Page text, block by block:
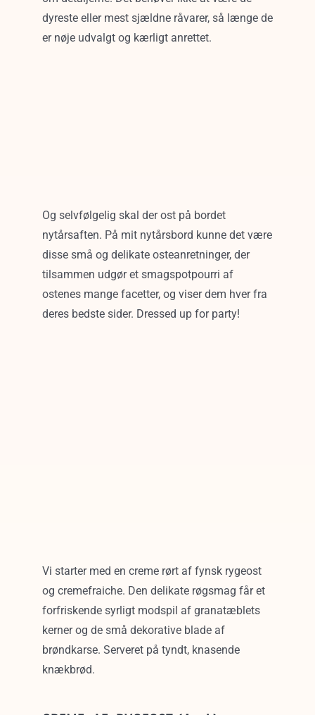
dyreste eller mest sjældne råvarer, så længe de
er nøje udvalgt og kærligt anrettet.
Og selvfølgelig skal der ost på bordet
nytårsaften. På mit nytårsbord kunne det være
disse små og delikate osteanretninger, der
tilsammen udgør et smagspotpourri af
ostenes mange facetter, og viser dem hver fra
deres bedste sider. Dressed up for party!
Vi starter med en creme rørt af fynsk rygeost
og cremefraiche. Den delikate røgsmag får et
forfriskende syrligt modspil af granatæblets
kerner og de små dekorative blade af
brøndkarse. Serveret på tyndt, knasende
knækbrød.